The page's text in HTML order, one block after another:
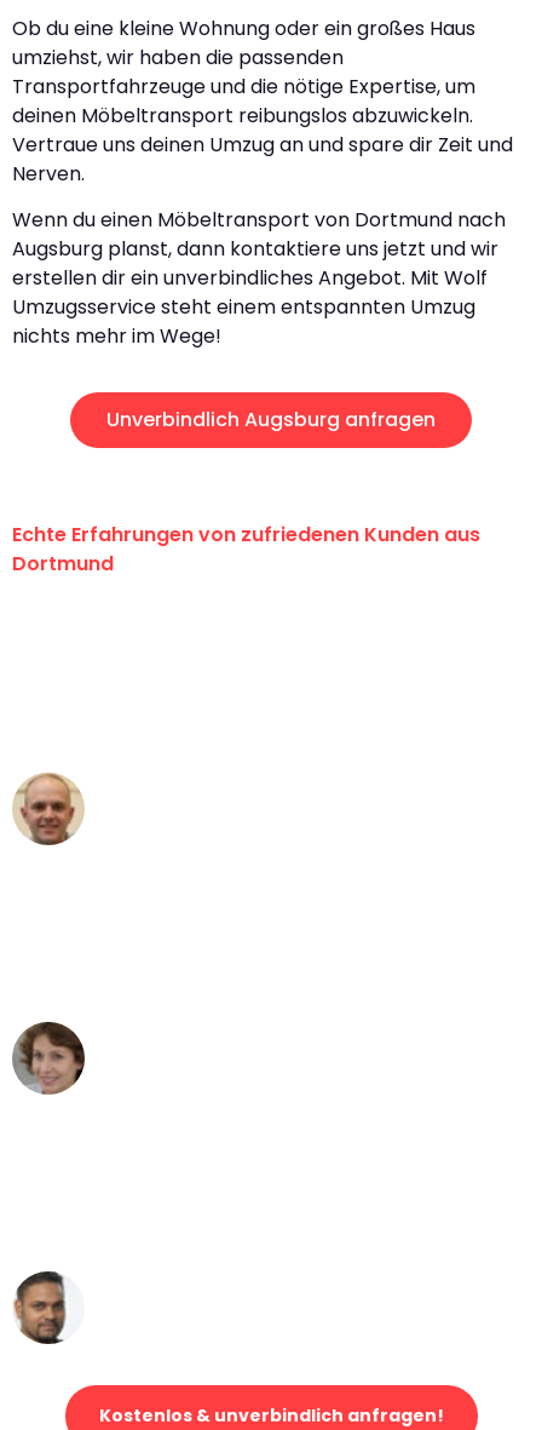
Ob du eine kleine Wohnung oder ein großes Haus
umziehst, wir haben die passenden
Transportfahrzeuge und die nötige Expertise, um
deinen Möbeltransport reibungslos abzuwickeln.
Vertraue uns deinen Umzug an und spare dir Zeit und
Nerven.
Wenn du einen Möbeltransport von Dortmund nach
Augsburg planst, dann kontaktiere uns jetzt und wir
erstellen dir ein unverbindliches Angebot. Mit Wolf
Umzugsservice steht einem entspannten Umzug
nichts mehr im Wege!
Unverbindlich Augsburg anfragen
Echte Erfahrungen von zufriedenen Kunden aus
Dortmund
Kostenlos & unverbindlich anfragen!